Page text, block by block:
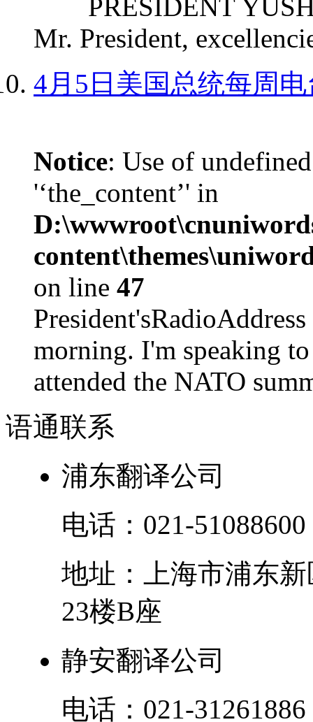
PRESIDENT
Mr. President,
4月5日美国总统每周
Notice: Use of
'‘the_content’' in
on line 47
morning. I'm speaking
attended the NATO
语通联系
浦东翻译公司
电话： 021-51088600
地址：
上海市浦东新
23楼B座
静安翻译公司
电话： 021-31261886